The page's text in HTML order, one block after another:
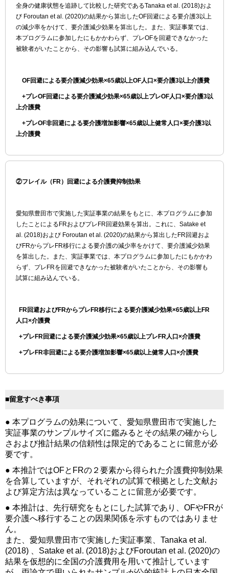
全身の健康状態を追跡して比較した研究であるTanaka et al. (2018)およ
び Foroutan et al. (2020)の結果から算出したOF回避による要介護3以上
の減少率をかけて、要介護減少効果を算出した。また、実証事業では、
本プログラムに参加したにもかかわらず、プレOFを回避できなかった
被験者がいたことから、その影響も試算に組み込んでいる。
OF回避による要介護減少効果×65歳以上OF人口×要介護3以上介護費
+プレOF回避による要介護減少効果×65歳以上プレOF人口×要介護3以
上介護費
+プレOF非回避による要介護増加影響×65歳以上健常人口×要介護3以
上介護費
②フレイル（FR）回避による介護費抑制効果
愛知県豊田市で実施した実証事業の結果をもとに、本プログラムに参加
したことによるFRおよびプレFR回避効果を算出。これに、Satake et
al. (2018)および Foroutan et al. (2020)の結果から算出したFR回避およ
びFRからプレFR移行による要介護の減少率をかけて、要介護減少効果
を算出した。また、実証事業では、本プログラムに参加したにもかかわ
らず、プレFRを回避できなかった被験者がいたことから、その影響も
試算に組み込んでいる。
FR回避およびFRからプレFR移行による要介護減少効果×65歳以上FR
人口×介護費
+プレFR回避による要介護減少効果×65歳以上プレFR人口×介護費
+プレFR非回避による要介護増加影響×65歳以上健常人口×介護費
■留意すべき事項
● 本プログラムの効果について、愛知県豊田市で実施した
実証事業のサンプルサイズに鑑みるとその結果の確からし
さおよび推計結果の信頼性は限定的であることに留意が必
要です。
● 本推計ではOFとFRの２要素から得られた介護費抑制効果
を合算していますが、それぞれの試算で根拠とした文献お
よび算定方法は異なっていることに留意が必要です。
● 本推計は、先行研究をもとにした試算であり、OFやFRが
要介護へ移行することの因果関係を示すものではありませ
ん。
また、愛知県豊田市で実施した実証事業、Tanaka et al.
(2018) 、Satake et al. (2018)およびForoutan et al. (2020)の
結果を仮想的に全国の介護費用を用いて推計しています